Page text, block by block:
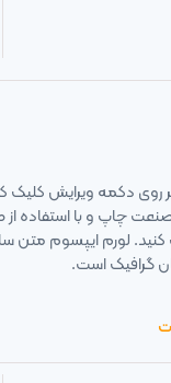
روی دکمه ویرایش
چاپ و با استفاده از
لورم ایپسوم متن
گرافیک است.